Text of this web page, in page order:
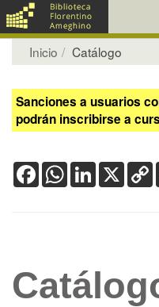
Inicio Catálogo
Sanciones a usuarios
podrán inscribirse a
FacebookWhatsApp
LinkedIn
X